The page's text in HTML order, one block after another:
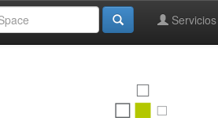
Servicios